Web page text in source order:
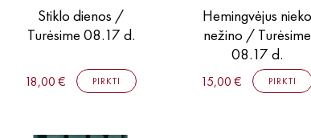
Stiklo dienos /
Turėsime 08.17 d.
18,00 € PIRKTI
Hemingvėjus nieko
nežino / Turėsime
08.17 d.
15,00 € PIRKTI